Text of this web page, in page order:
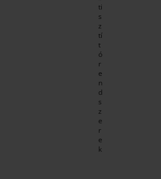
ti
s
z
tí
t
ó
r
e
n
d
s
z
e
r
e
k